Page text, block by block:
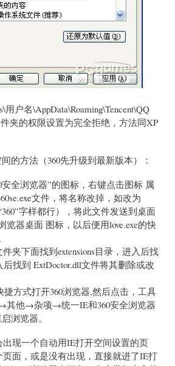
户名\AppData\Roaming\Tencent\QQ
夹的权限设置为完全拒绝，方法同XP
的方法（360先升级到最新版本）：
全浏览器”的图标，右键点击图标 属
文件，将名称改掉，如改为
字样都行），将此文件发送到桌面
览器桌面 图标，以后便用love.exe的快
夹下面找到extensions目录，进入后找
找到 ExtDoctor.dll文件将其删除或改
捷方式打开360浏览器,然后点击，工具
其他→杂项→统一IE和360安全浏览器
浏览器。
现一个自动用IE打开空间设置的页
面，或是没有出现，直接就进了IE打